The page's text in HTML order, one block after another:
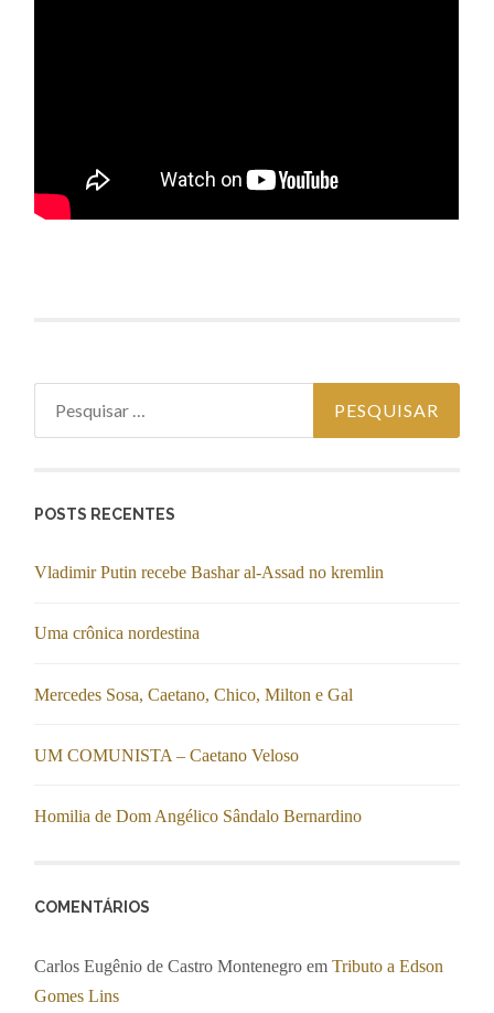
POSTS RECENTES
Vladimir Putin recebe Bashar al-Assad no kremlin
Uma crônica nordestina
Mercedes Sosa, Caetano, Chico, Milton e Gal
UM COMUNISTA – Caetano Veloso
Homilia de Dom Angélico Sândalo Bernardino
COMENTÁRIOS
Carlos Eugênio de Castro Montenegro emTributo a Edson
Gomes Lins